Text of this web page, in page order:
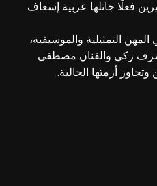
فعلًا جاتلها عربية إسعاف
التمثيلية والموسيقية،
زكي والفنان مصطفى
أزمتها الحالية.